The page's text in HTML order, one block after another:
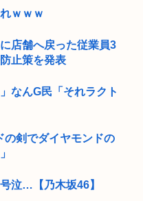
ｗｗｗ
店舗へ戻った従業員3
止策を発表
なんG民「それラクト
剣でダイヤモンドの
泣…【乃木坂46】